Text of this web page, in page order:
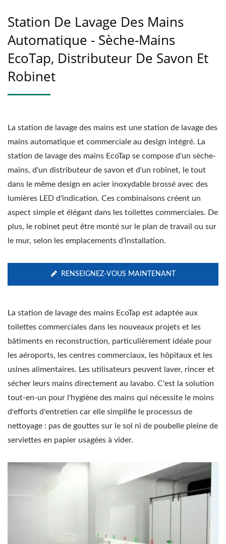
Station De Lavage Des Mains
Automatique - Sèche-Mains
EcoTap, Distributeur De Savon Et
Robinet
La station de lavage des mains est une station de lavage des
mains automatique et commerciale au design intégré. La
station de lavage des mains EcoTap se compose d'un sèche-
mains, d'un distributeur de savon et d'un robinet, le tout
dans le même design en acier inoxydable brossé avec des
lumières LED d'indication. Ces combinaisons créent un
aspect simple et élégant dans les toilettes commerciales. De
plus, le robinet peut être monté sur le plan de travail ou sur
le mur, selon les emplacements d'installation.
RENSEIGNEZ-VOUS MAINTENANT
La station de lavage des mains EcoTap est adaptée aux
toilettes commerciales dans les nouveaux projets et les
bâtiments en reconstruction, particulièrement idéale pour
les aéroports, les centres commerciaux, les hôpitaux et les
usines alimentaires. Les utilisateurs peuvent laver, rincer et
sécher leurs mains directement au lavabo. C'est la solution
tout-en-un pour l'hygiène des mains qui nécessite le moins
d'efforts d'entretien car elle simplifie le processus de
nettoyage : pas de gouttes sur le sol ni de poubelle pleine de
serviettes en papier usagées à vider.